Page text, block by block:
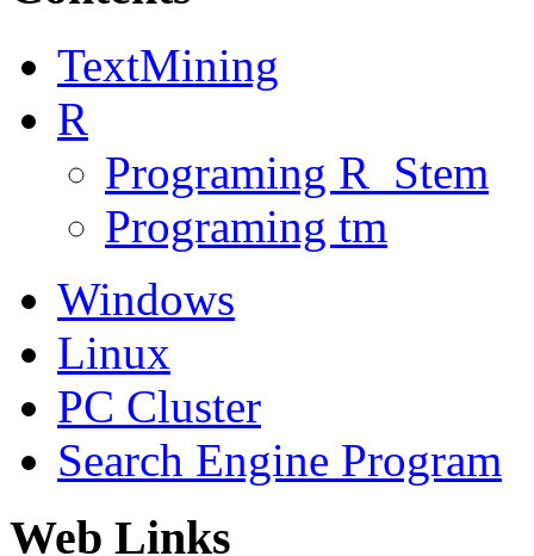
TextMining
R
Programing R_Stem
Programing tm
Windows
Linux
PC Cluster
Search Engine Program
Web Links